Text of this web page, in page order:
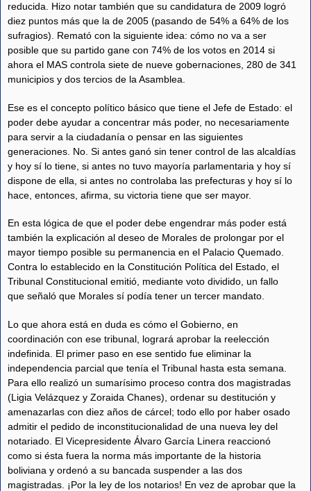
reducida. Hizo notar también que su candidatura de 2009 logró
diez puntos más que la de 2005 (pasando de 54% a 64% de los
sufragios). Remató con la siguiente idea: cómo no va a ser
posible que su partido gane con 74% de los votos en 2014 si
ahora el MAS controla siete de nueve gobernaciones, 280 de 341
municipios y dos tercios de la Asamblea.
Ese es el concepto político básico que tiene el Jefe de Estado: el
poder debe ayudar a concentrar más poder, no necesariamente
para servir a la ciudadanía o pensar en las siguientes
generaciones. No. Si antes ganó sin tener control de las alcaldías
y hoy sí lo tiene, si antes no tuvo mayoría parlamentaria y hoy sí
dispone de ella, si antes no controlaba las prefecturas y hoy sí lo
hace, entonces, afirma, su victoria tiene que ser mayor.
En esta lógica de que el poder debe engendrar más poder está
también la explicación al deseo de Morales de prolongar por el
mayor tiempo posible su permanencia en el Palacio Quemado.
Contra lo establecido en la Constitución Política del Estado, el
Tribunal Constitucional emitió, mediante voto dividido, un fallo
que señaló que Morales sí podía tener un tercer mandato.
Lo que ahora está en duda es cómo el Gobierno, en
coordinación con ese tribunal, logrará aprobar la reelección
indefinida. El primer paso en ese sentido fue eliminar la
independencia parcial que tenía el Tribunal hasta esta semana.
Para ello realizó un sumarísimo proceso contra dos magistradas
(Ligia Velázquez y Zoraida Chanes), ordenar su destitución y
amenazarlas con diez años de cárcel; todo ello por haber osado
admitir el pedido de inconstitucionalidad de una nueva ley del
notariado. El Vicepresidente Álvaro García Linera reaccionó
como si ésta fuera la norma más importante de la historia
boliviana y ordenó a su bancada suspender a las dos
magistradas. ¡Por la ley de los notarios! En vez de aprobar que la